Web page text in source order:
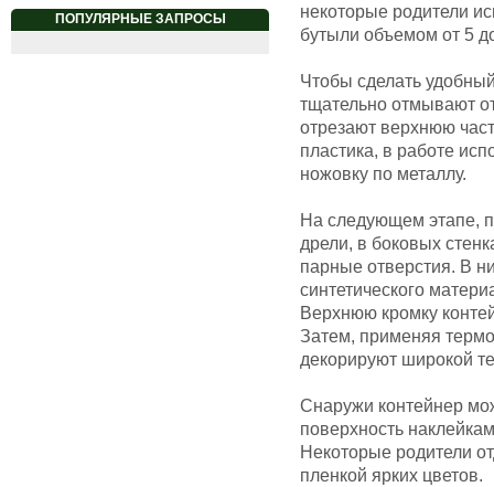
ПОПУЛЯРНЫЕ ЗАПРОСЫ
некоторые родители
бутыли объемом от 5
Чтобы сделать
тщательно отмывают
отрезают верхнюю
пластика, в работе
ножовку по металлу.
На следующем этапе,
дрели, в боковых
парные отверстия. В
синтетического
Верхнюю кромку
Затем, применяя
декорируют широкой
Снаружи контейнер
поверхность
Некоторые родители
пленкой ярких цветов.